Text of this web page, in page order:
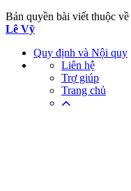
Bản quyền bài viết thuộc về
Lê Vỹ
Quy định và Nội quy
Liên hệ
Trợ giúp
Trang chủ